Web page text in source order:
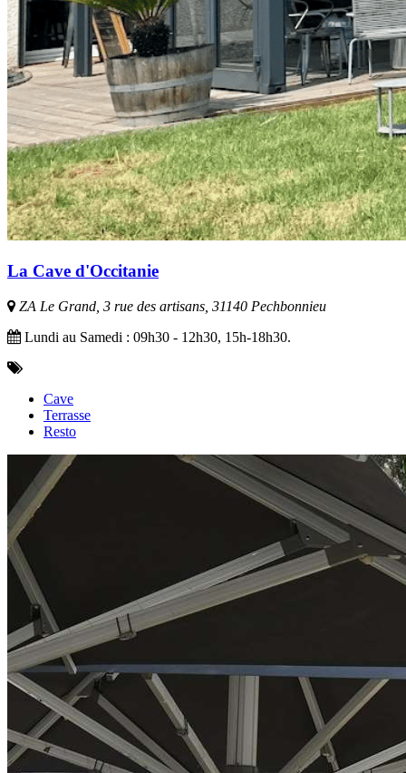
La Cave d'Occitanie
ZA Le Grand, 3 rue des artisans, 31140 Pechbonnieu
Lundi au Samedi : 09h30 - 12h30, 15h-18h30.
Cave
Terrasse
Resto